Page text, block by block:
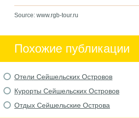
Source: www.rgb-tour.ru
Похожие публикации
Отели Сейшельских Островов
Курорты Сейшельских Островов
Отдых Сейшельские Острова